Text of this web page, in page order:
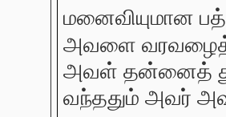
மனைவியுமான
அவளை
அவள் தன்னைத்
வந்ததும் அவர்